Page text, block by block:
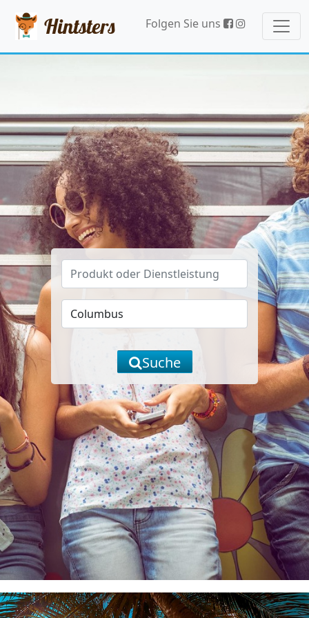
Hintsters Folgen Sie uns
Suche